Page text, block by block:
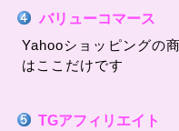
バリューコマース
Yahooショッピングの
はここだけです
TGアフィリエイト